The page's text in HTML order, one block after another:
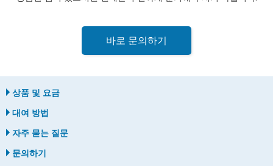
바로 문의하기
상품 및 요금
대여 방법
자주 묻는 질문
문의하기